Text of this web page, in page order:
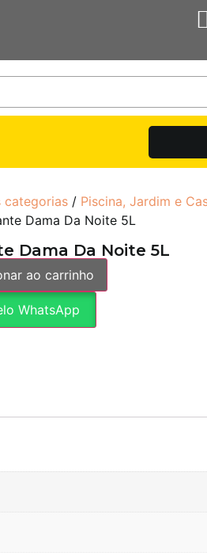
categorias / Piscina, Jardim e
Dama Da Noite 5L
Dama Da Noite 5L
ao carrinho
WhatsApp